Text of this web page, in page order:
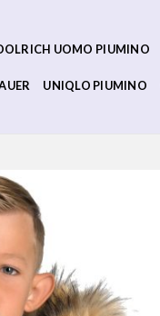
UOMO PIUMINO
UNIQLO PIUMINO